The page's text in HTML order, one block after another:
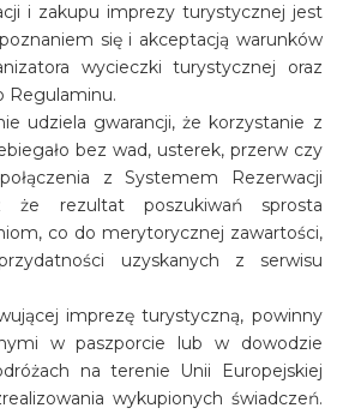
i zakupu imprezy turystycznej jest
się i akceptacją warunków
wycieczki turystycznej oraz
Regulaminu.
udziela gwarancji, że korzystanie z
bez wad, usterek, przerw czy
z Systemem Rezerwacji
że rezultat poszukiwań sprosta
co do merytorycznej zawartości,
uzyskanych z serwisu
imprezę turystyczną, powinny
w paszporcie lub w dowodzie
na terenie Unii Europejskiej
wykupionych świadczeń.